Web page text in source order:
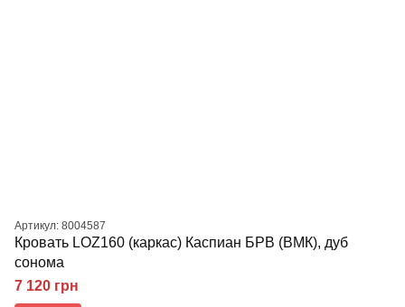
Артикул: 8004587
Кровать LOZ160 (каркас) Каспиан БРВ (ВМК), дуб
сонома
7 120 грн